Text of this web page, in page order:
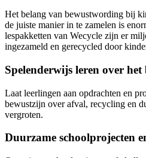
Het belang van bewustwording bij
de juiste manier in te zamelen is
lespakketten van Wecycle zijn er
ingezameld en gerecycled door
Spelenderwijs leren over
Laat leerlingen aan opdrachten en
bewustzijn over afval, recycling en
vergroten.
Duurzame schoolprojecten